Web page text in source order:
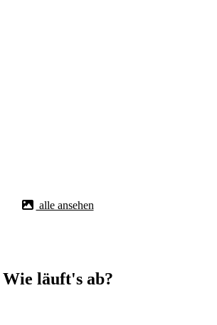
alle ansehen
Wie läuft's ab?